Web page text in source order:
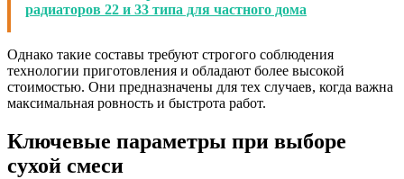
радиаторов 22 и 33 типа для частного дома
Однако такие составы требуют строгого соблюдения
технологии приготовления и обладают более высокой
стоимостью. Они предназначены для тех случаев, когда важна
максимальная ровность и быстрота работ.
Ключевые параметры при выборе
сухой смеси